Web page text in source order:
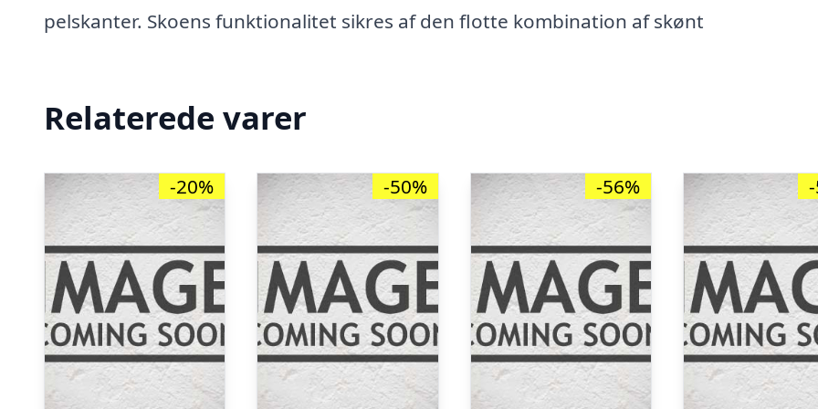
pelskanter. Skoens funktionalitet sikres af den flotte kombination af skønt
Relaterede varer
-20% -50% -56%